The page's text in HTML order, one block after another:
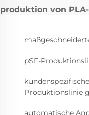
produktion von
pSF-
Produktionslinie
automatische